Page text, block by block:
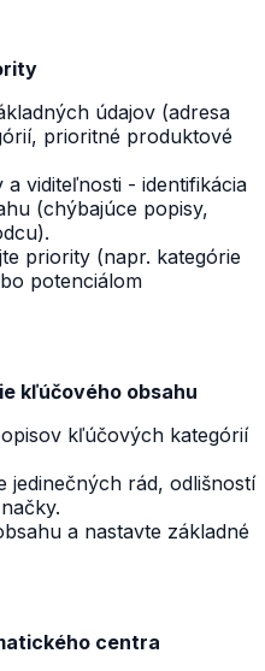
údajov (adresa
prioritné produktové
viditeľnosti - identifikácia
(chýbajúce popisy,
priority (napr. kategórie
potenciálom
kľúčového obsahu
kľúčových kategórií
jedinečných rád, odlišností
a nastavte základné
centra